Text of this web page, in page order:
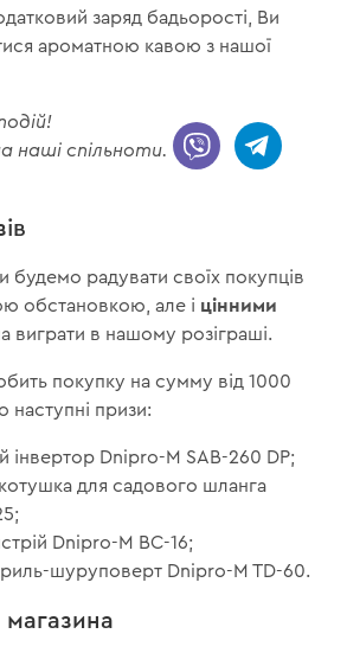
заряд бадьорості, Ви
ароматною кавою з нашої
наші спільноти.
будемо радувати своїх покупців
обстановкою, але і цінними
виграти в нашому розіграші.
покупку на сумму від 1000
наступні призи:
інвертор Dnipro-M SAB-260 DP;
для садового шланга
Dnipro-M BC-16;
шуруповерт Dnipro-M TD-60.
магазина